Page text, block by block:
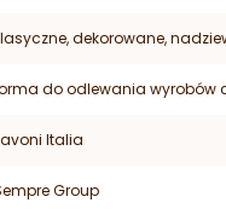
dekorowane,
do odlewania wyrobów
Italia
Group